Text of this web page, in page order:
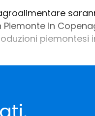
in
piemontesi